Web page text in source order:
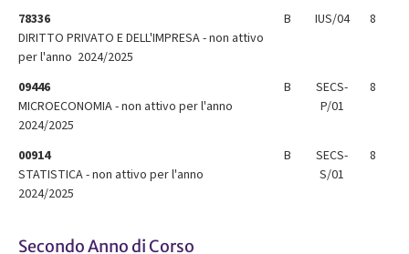
78336
DIRITTO PRIVATO E DELL'IMPRESA - non attivo
per l'anno 2024/2025
B IUS/04 8
09446
MICROECONOMIA - non attivo per l'anno
2024/2025
B
SECS-
P/01
8
00914
STATISTICA - non attivo per l'anno
2024/2025
B
SECS-
S/01
8
Secondo Anno di Corso